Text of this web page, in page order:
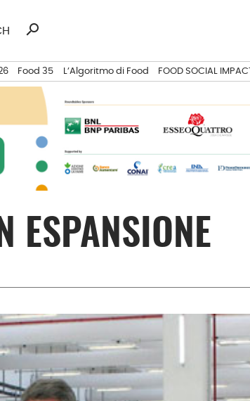
Ricerca
search
Food 35 L’Algoritmo di Food FOOD SOCIAL IMPACT
ESPANSIONE